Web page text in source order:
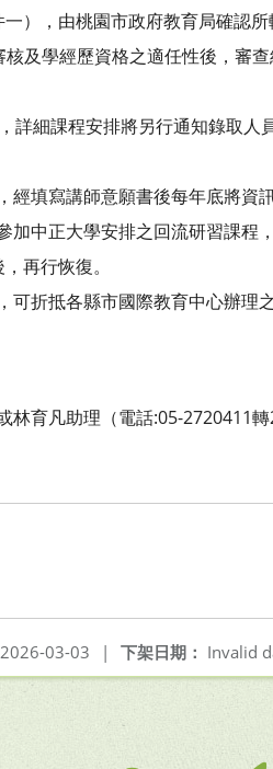
），由桃園市政府教育局確認
及學經歷資格之適任性後，審
細課程安排將另行通知錄取人
填寫講師意願書後每年底將資
中正大學安排之回流研習課程
再行恢復。
折抵各縣市國際教育中心辦理
育凡助理（電話:05-2720411
下架日期： Invalid
2026-03-03 |